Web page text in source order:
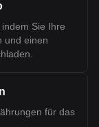
Sie Ihre
und einen
für das